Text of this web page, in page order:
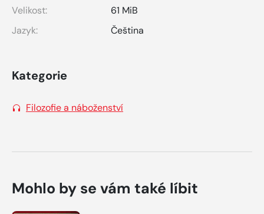
Velikost:
61 MiB
Jazyk:
Čeština
Kategorie
Filozofie a náboženství
Mohlo by se vám také líbit